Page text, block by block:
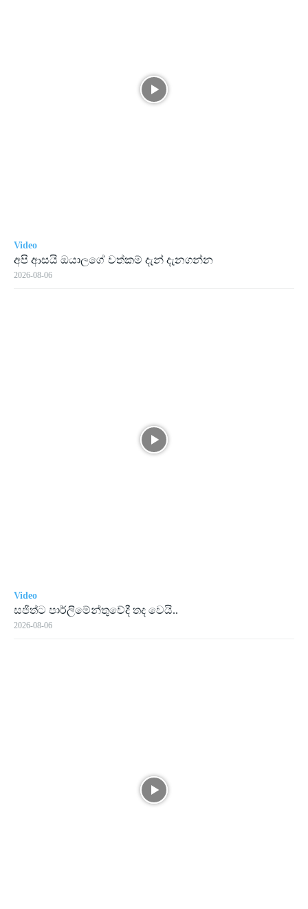
Video
අපි ආසයි ඔයාලගේ වත්කම් දැන් දැනගන්න
2026-08-06
Video
සජිත්ට පාර්ලිමේන්තුවේදී තද වෙයි..
2026-08-06